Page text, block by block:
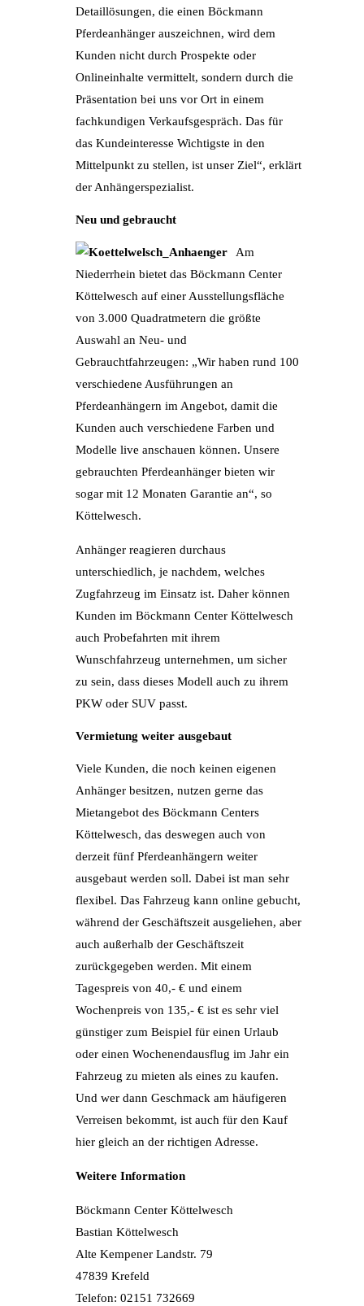
Detaillösungen, die einen Böckmann
Pferdeanhänger auszeichnen, wird dem
Kunden nicht durch Prospekte oder
Onlineinhalte vermittelt, sondern durch die
Präsentation bei uns vor Ort in einem
fachkundigen Verkaufsgespräch. Das für
das Kundeinteresse Wichtigste in den
Mittelpunkt zu stellen, ist unser Ziel“, erklärt
der Anhängerspezialist.
Neu und gebraucht
Am
Niederrhein bietet das Böckmann Center
Köttelwesch auf einer Ausstellungsfläche
von 3.000 Quadratmetern die größte
Auswahl an Neu- und
Gebrauchtfahrzeugen: „Wir haben rund 100
verschiedene Ausführungen an
Pferdeanhängern im Angebot, damit die
Kunden auch verschiedene Farben und
Modelle live anschauen können. Unsere
gebrauchten Pferdeanhänger bieten wir
sogar mit 12 Monaten Garantie an“, so
Köttelwesch.
Anhänger reagieren durchaus
unterschiedlich, je nachdem, welches
Zugfahrzeug im Einsatz ist. Daher können
Kunden im Böckmann Center Köttelwesch
auch Probefahrten mit ihrem
Wunschfahrzeug unternehmen, um sicher
zu sein, dass dieses Modell auch zu ihrem
PKW oder SUV passt.
Vermietung weiter ausgebaut
Viele Kunden, die noch keinen eigenen
Anhänger besitzen, nutzen gerne das
Mietangebot des Böckmann Centers
Köttelwesch, das deswegen auch von
derzeit fünf Pferdeanhängern weiter
ausgebaut werden soll. Dabei ist man sehr
flexibel. Das Fahrzeug kann online gebucht,
während der Geschäftszeit ausgeliehen, aber
auch außerhalb der Geschäftszeit
zurückgegeben werden. Mit einem
Tagespreis von 40,- € und einem
Wochenpreis von 135,- € ist es sehr viel
günstiger zum Beispiel für einen Urlaub
oder einen Wochenendausflug im Jahr ein
Fahrzeug zu mieten als eines zu kaufen.
Und wer dann Geschmack am häufigeren
Verreisen bekommt, ist auch für den Kauf
hier gleich an der richtigen Adresse.
Weitere Information
Böckmann Center Köttelwesch
Bastian Köttelwesch
Alte Kempener Landstr. 79
47839 Krefeld
Telefon: 02151 732669